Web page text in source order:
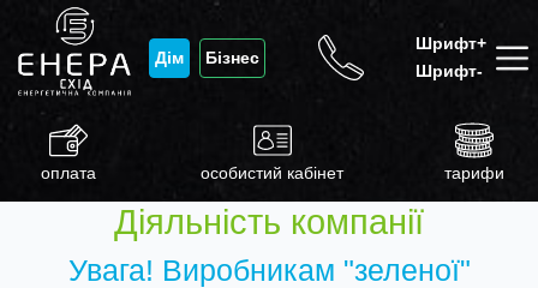
Дім Бізнес
Шрифт+
Шрифт-
оплата особистий кабінет тарифи
Діяльність компанії
Увага! Виробникам "зеленої"